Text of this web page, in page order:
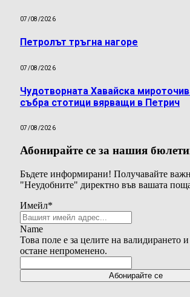
07/08/2026
Петролът тръгна нагоре
07/08/2026
Чудотворната Хавайска
събра стотици вярващи в Петрич
07/08/2026
Абонирайте се за нашия
Бъдете информирани! Получавайте
"Неудобните" директно във вашата
Имейл*
Name
Това поле е за целите на валидирането и
остане непроменено.